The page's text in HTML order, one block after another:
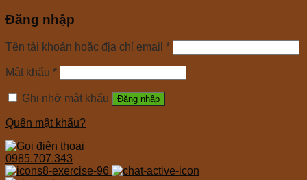
Đăng nhập
Tên tài khoản hoặc địa chỉ email *
Mật khẩu *
Ghi nhớ mật khẩu Đăng nhập
Quên mật khẩu?
0985.707.343